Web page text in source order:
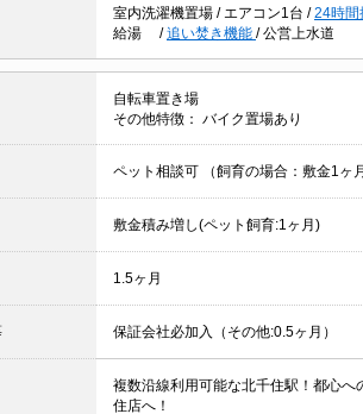
室内洗濯機置場 / エアコン1台 /24時間
給湯 /追い焚き機能 /公営上水道
自転車置き場
その他特徴： バイク置場あり
ペット相談可 （飼育の場合：敷金1ヶ
敷金積み増し(ペット飼育:1ヶ月)
1.5ヶ月
保証会社必加入（その他:0.5ヶ月）
複数沿線利用可能な北千住駅！都心
住店へ！